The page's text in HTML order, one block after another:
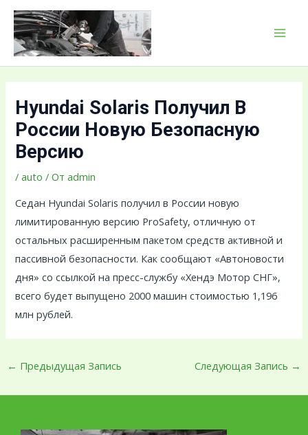
Перейти
содержимому
Hyundai Solaris Получил В
России Новую Безопасную
Версию
/auto / Отadmin
Седан Hyundai Solaris получил в России новую
лимитированную версию ProSafety, отличную от
остальных расширенным пакетом средств активной и
пассивной безопасности. Как сообщают «Автоновости
дня» со ссылкой на пресс-службу «Хендэ Мотор СНГ»,
всего будет выпущено 2000 машин стоимостью 1,196
млн рублей.
Навигация
по
записям
← Предыдущая Запись Следующая Запись →